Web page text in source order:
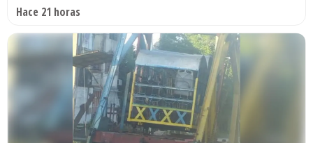
Hace 21 horas